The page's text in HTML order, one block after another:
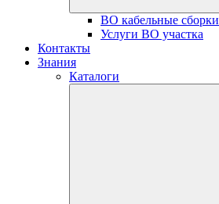
ВО кабельные сборки
Услуги ВО участка
Контакты
Знания
Каталоги